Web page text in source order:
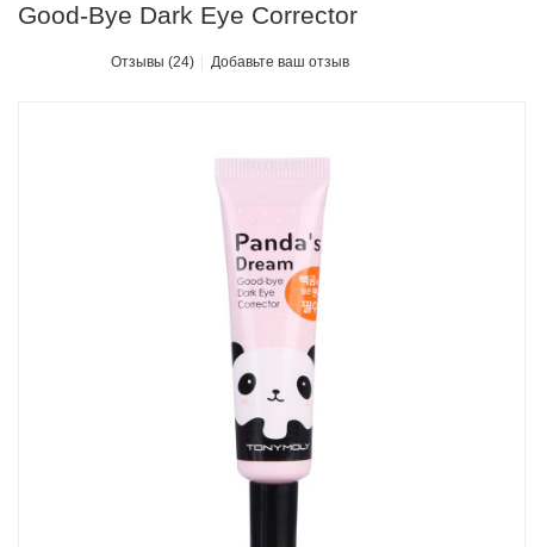
Good-Bye Dark Eye Corrector
Отзывы (24) Добавьте ваш отзыв